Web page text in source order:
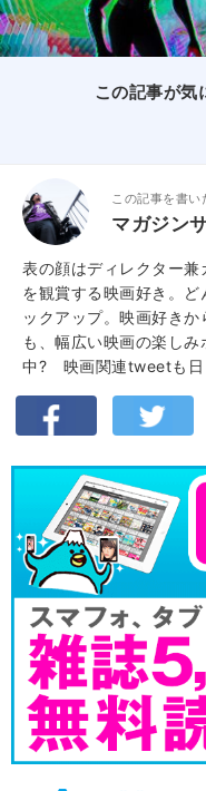
この記事が気
この記事を書い
マガジン
表の顔はディレクター
を観賞する映画好き。
ックアップ。映画好き
も、幅広い映画の楽し
中? 映画関連tweetも日